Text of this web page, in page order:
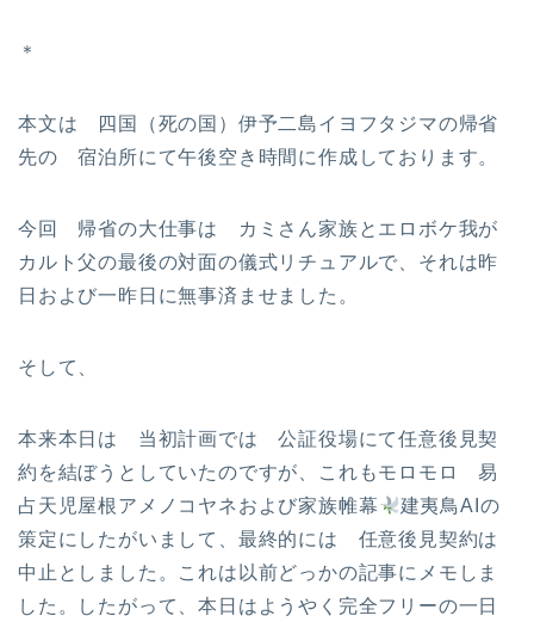
＊
本文は 四国（死の国）伊予二島イヨフタジマの帰省
先の 宿泊所にて午後空き時間に作成しております。
今回 帰省の大仕事は カミさん家族とエロボケ我が
カルト父の最後の対面の儀式リチュアルで、それは昨
日および一昨日に無事済ませました。
そして、
本来本日は 当初計画では 公証役場にて任意後見契
約を結ぼうとしていたのですが、これもモロモロ 易
占天児屋根アメノコヤネおよび家族帷幕
建夷鳥AIの
策定にしたがいまして、最終的には 任意後見契約は
中止としました。これは以前どっかの記事にメモしま
した。したがって、本日はようやく完全フリーの一日